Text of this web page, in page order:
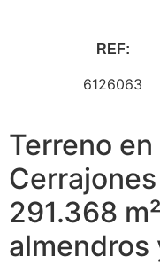
REF:
6126063
Terreno
291.368
almendros